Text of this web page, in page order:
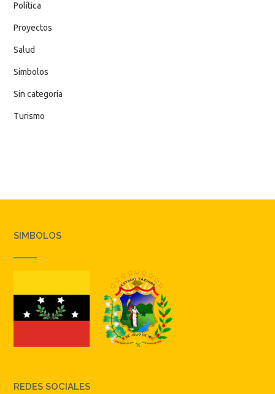
Política
Proyectos
Salud
Simbolos
Sin categoría
Turismo
SIMBOLOS
REDES SOCIALES